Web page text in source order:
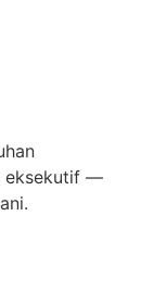
eksekutif —